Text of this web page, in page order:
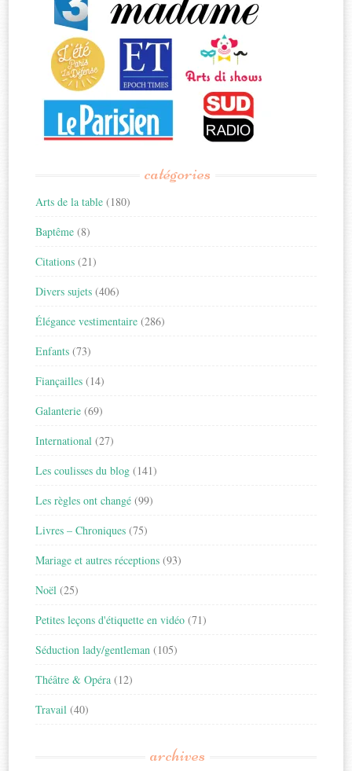
catégories
Arts de la table (180)
Baptême (8)
Citations (21)
Divers sujets (406)
Élégance vestimentaire (286)
Enfants (73)
Fiançailles (14)
Galanterie (69)
International (27)
Les coulisses du blog (141)
Les règles ont changé (99)
Livres – Chroniques (75)
Mariage et autres réceptions (93)
Noël (25)
Petites leçons d'étiquette en vidéo (71)
Séduction lady/gentleman (105)
Théâtre & Opéra (12)
Travail (40)
archives